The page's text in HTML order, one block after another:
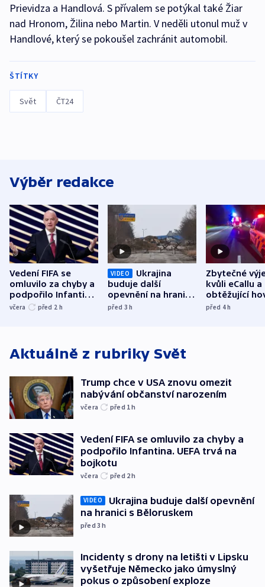
Prievidza a Handlová. S přívalem se potýkal také Žiar
nad Hronom, Žilina nebo Martin. V neděli utonul muž v
Handlové, který se pokoušel zachránit automobil.
ŠTÍTKY
Svět ČT24
Výběr redakce
Vedení FIFA se
omluvilo za chyby a
podpořilo Infantina.
UEFA trvá na
včera před 2 h
VIDEO
Ukrajina
buduje další
opevnění na hranici
s Běloruskem
před 3h
Zbytečné
kvůli eCallu a
obtěžující
zdržují
před 4h
Aktuálně z rubriky Svět
Trump chce v USA znovu omezit
nabývání občanství narozením
včera před 1h
Vedení FIFA se omluvilo za chyby a
podpořilo Infantina. UEFA trvá na
bojkotu
včera před 2h
VIDEO
Ukrajina buduje další opevnění
na hranici s Běloruskem
před 3h
Incidenty s drony na letišti v Lipsku
vyšetřuje Německo jako úmyslný
pokus o způsobení exploze